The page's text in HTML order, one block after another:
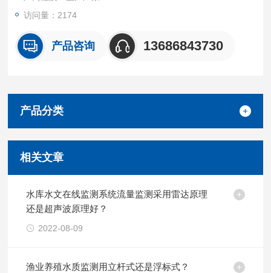
访问量：2174
产品咨询 13686843730
产品分类
相关文章
水库水文在线监测系统流量监测采用雷达原理
还是超声波原理好？
2022-08-09
渔业养殖水质监测用立杆式还是浮标式？